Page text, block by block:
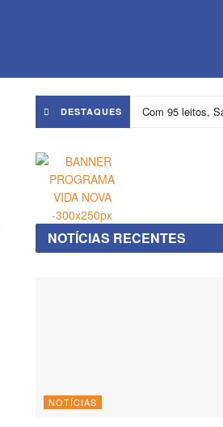
DESTAQUES
NOTÍCIAS RECENTES
NOTÍCIAS